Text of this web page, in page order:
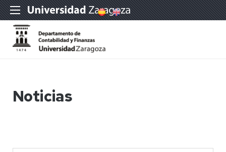
Noticias